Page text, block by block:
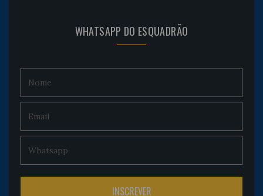
WHATSAPP DO ESQUADRÃO